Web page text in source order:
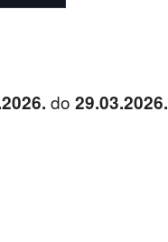
do 29.03.2026.